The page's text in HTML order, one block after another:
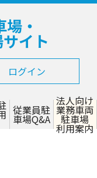
・
イト
ログイン
従業員駐
車場Q&A
法人向け
業務車両
駐車場
利用案内